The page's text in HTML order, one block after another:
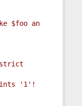
$foo an
'1'!